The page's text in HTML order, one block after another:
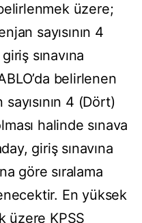
üzere;
sayısının 4
sınavına
belirlenen
4 (Dört)
halinde sınava
giriş sınavına
göre sıralama
En yüksek
üzere KPSS